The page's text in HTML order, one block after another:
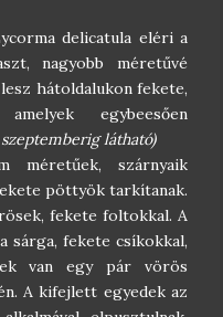
delicatula eléri a
nagyobb méretűvé
hátoldalukon fekete,
egybeesően
látható)
méretűek, szárnyaik
pöttyök tarkítanak.
fekete foltokkal. A
sárga, fekete csíkokkal,
van egy pár vörös
A kifejlett egyedek az